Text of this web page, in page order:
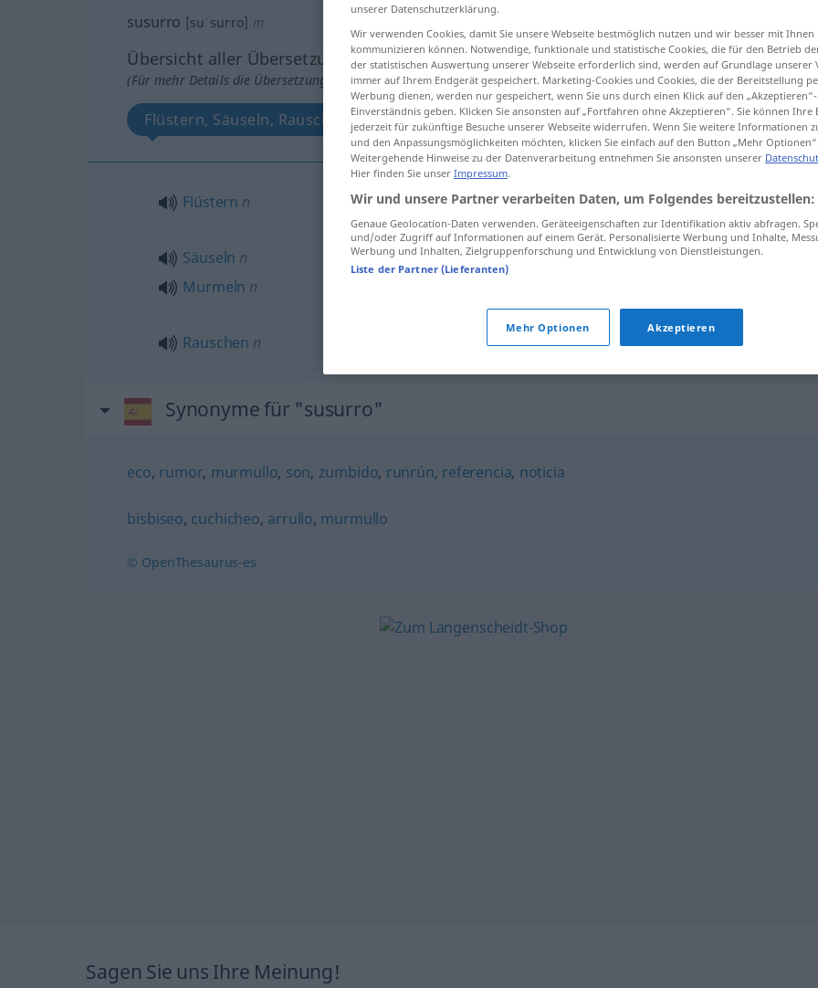
susurro [suˈsurro] m
Übersicht aller Übersetzungen
(Für mehr Details die Übersetzung anklicken/antippen)
Flüstern, Säuseln, Rauschen, Murmeln
Flüstern n susurro(≈ cuchicheo)
Säuseln n
Murmeln n
susurro (≈ murmuro)
Rauschen n susurroviento
Synonyme für "susurro"
eco, rumor, murmullo, son, zumbido, runrún, referencia, noticia
bisbiseo, cuchicheo, arrullo, murmullo
© OpenThesaurus-es
Sagen Sie uns Ihre Meinung!
unserer Datenschutzerklärung.
Wir verwenden Cookies, damit Sie unsere Webseite bestmöglich nutzen und wir besser mit Ihnen
kommunizieren können. Notwendige, funktionale und statistische Cookies, die für den Betrieb
der statistischen Auswertung unserer Webseite erforderlich sind, werden auf Grundlage unserer
immer auf Ihrem Endgerät gespeichert. Marketing-Cookies und Cookies, die der Bereitstellung
Werbung dienen, werden nur gespeichert, wenn Sie uns durch einen Klick auf den
Einverständnis geben. Klicken Sie ansonsten auf „Fortfahren ohne Akzeptieren“. Sie können Ihre
jederzeit für zukünftige Besuche unserer Webseite widerrufen. Wenn Sie weitere Informationen
und den Anpassungsmöglichkeiten möchten, klicken Sie einfach auf den Button „Mehr Optionen“.
Weitergehende Hinweise zu der Datenverarbeitung entnehmen Sie ansonsten unserer
Hier finden Sie unser Impressum.
Wir und unsere Partner verarbeiten Daten, um Folgendes bereitzustellen:
Genaue Geolocation-Daten verwenden. Geräteeigenschaften zur Identifikation aktiv abfragen.
und/oder Zugriff auf Informationen auf einem Gerät. Personalisierte Werbung und Inhalte,
Werbung und Inhalten, Zielgruppenforschung und Entwicklung von Dienstleistungen.
Liste der Partner (Lieferanten)
Mehr Optionen Akzeptieren